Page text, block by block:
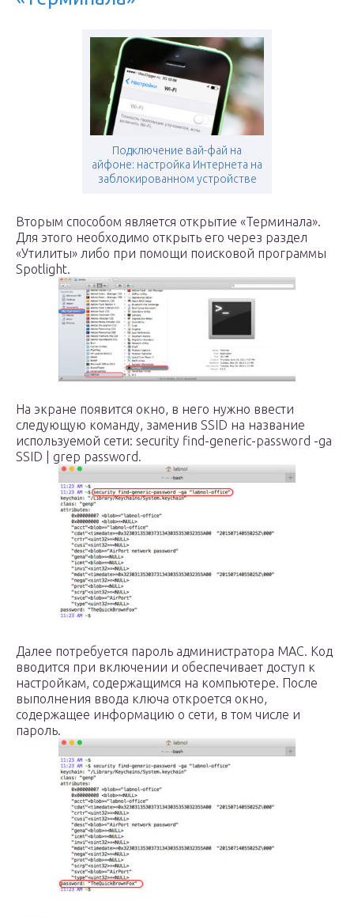
Подключение вай-фай на
айфоне: настройка Интернета на
заблокированном устройстве
Вторым способом является открытие «Терминала».
Для этого необходимо открыть его через раздел
«Утилиты» либо при помощи поисковой программы
Spotlight.
На экране появится окно, в него нужно ввести
следующую команду, заменив SSID на название
используемой сети: security find-generic-password -ga
SSID | grep password.
Далее потребуется пароль администратора MAC. Код
вводится при включении и обеспечивает доступ к
настройкам, содержащимся на компьютере. После
выполнения ввода ключа откроется окно,
содержащее информацию о сети, в том числе и
пароль.